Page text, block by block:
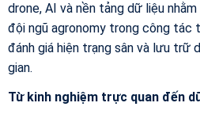
drone, AI và nền tảng dữ liệu
đội ngũ agronomy trong công tác
đánh giá hiện trạng sân và lưu trữ
gian.
Từ kinh nghiệm trực quan đến